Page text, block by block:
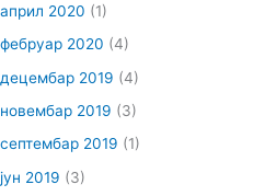
април 2020 (1)
фебруар 2020 (4)
децембар 2019 (4)
новембар 2019 (3)
септембар 2019 (1)
јун 2019 (3)